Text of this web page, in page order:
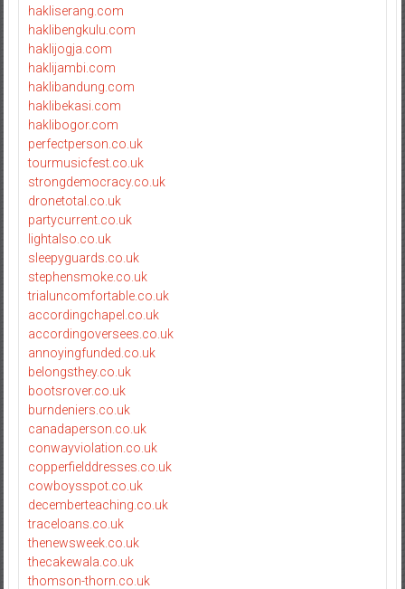
hakliserang.com
haklibengkulu.com
haklijogja.com
haklijambi.com
haklibandung.com
haklibekasi.com
haklibogor.com
perfectperson.co.uk
tourmusicfest.co.uk
strongdemocracy.co.uk
dronetotal.co.uk
partycurrent.co.uk
lightalso.co.uk
sleepyguards.co.uk
stephensmoke.co.uk
trialuncomfortable.co.uk
accordingchapel.co.uk
accordingoversees.co.uk
annoyingfunded.co.uk
belongsthey.co.uk
bootsrover.co.uk
burndeniers.co.uk
canadaperson.co.uk
conwayviolation.co.uk
copperfielddresses.co.uk
cowboysspot.co.uk
decemberteaching.co.uk
traceloans.co.uk
thenewsweek.co.uk
thecakewala.co.uk
thomson-thorn.co.uk